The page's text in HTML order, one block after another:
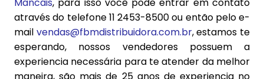
Mancais, para isso você pode entrar em contato
através do telefone 11 2453-8500 ou então pelo e-
mail vendas@fbmdistribuidora.com.br, estamos te
esperando, nossos vendedores possuem a
experiencia necessária para te atender da melhor